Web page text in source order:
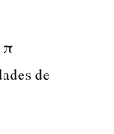
π
de